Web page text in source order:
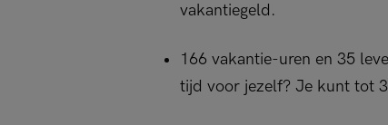
vakantiegeld.
166 vakantie-uren en 35
tijd voor jezelf? Je kunt tot